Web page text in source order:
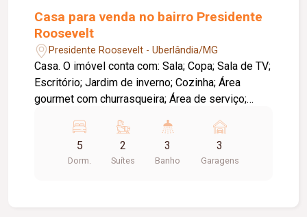
Casa para venda no bairro Presidente
Roosevelt
Presidente Roosevelt - Uberlândia/MG
Casa. O imóvel conta com: Sala; Copa; Sala de TV;
Escritório; Jardim de inverno; Cozinha; Área
gourmet com churrasqueira; Área de serviço;
Ambientes amplos e bem distribuídos,
proporcionando conforto e praticidade; Espaço
gourmet ideal para receber familiares e amigos.
5
Dorm.
2
Suítes
3
Banho
3
Garagens